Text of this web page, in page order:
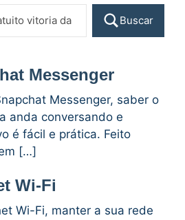
Buscar
Messenger
Messenger, saber o
anda conversando e
é fácil e prática. Feito
[…]
Wi-Fi
Wi-Fi, manter a sua rede